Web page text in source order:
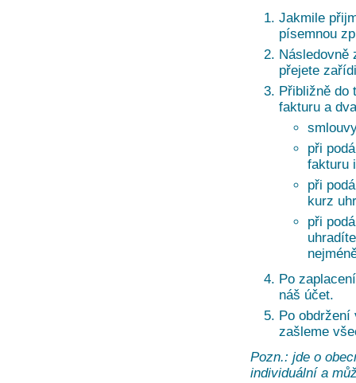
Jakmile
písemnou
Následovně
přejete
Přibližně do
fakturu a
při
fakturu
při
kurz
při
Po
náš účet.
Po obdržení
zašleme
Pozn.: jde o
individuální a